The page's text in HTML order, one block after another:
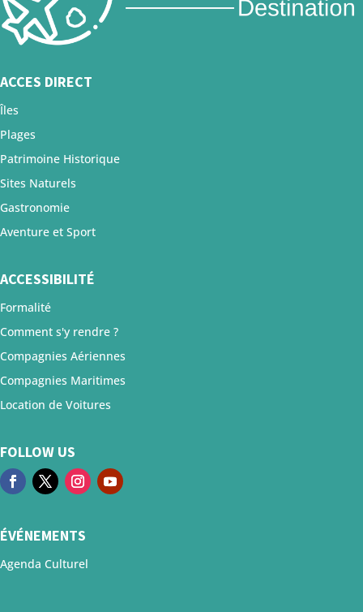
ACCES DIRECT
Îles
Plages
Patrimoine Historique
Sites Naturels
Gastronomie
Aventure et Sport
ACCESSIBILITÉ
Formalité
Comment s'y rendre ?
Compagnies Aériennes
Compagnies Maritimes
Location de Voitures
FOLLOW US
ÉVÉNEMENTS
Agenda Culturel